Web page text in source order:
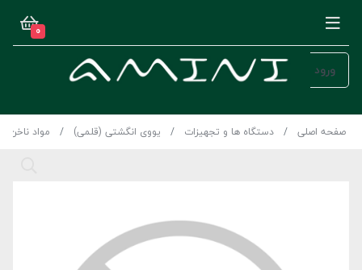
0
ورود
صفحه اصلی دستگاه ها و تجهیزات یووی انگشتی (قلمی) مواد ناخن